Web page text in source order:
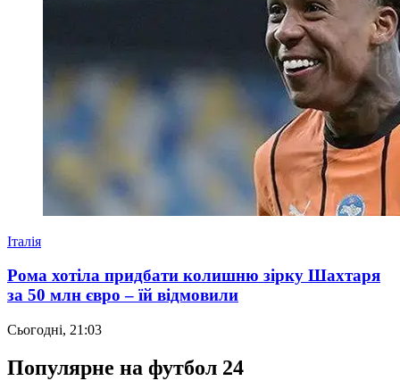
Італія
Рома хотіла придбати колишню зірку Шахтаря
за 50 млн євро – їй відмовили
Сьогодні, 21:03
Популярне на футбол 24